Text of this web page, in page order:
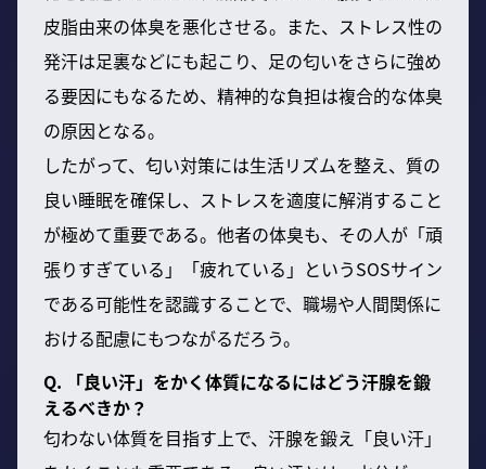
皮脂由来の体臭を悪化させる。また、ストレス性の
発汗は足裏などにも起こり、足の匂いをさらに強め
る要因にもなるため、精神的な負担は複合的な体臭
の原因となる。
したがって、匂い対策には生活リズムを整え、質の
良い睡眠を確保し、ストレスを適度に解消すること
が極めて重要である。他者の体臭も、その人が「頑
張りすぎている」「疲れている」というSOSサイン
である可能性を認識することで、職場や人間関係に
おける配慮にもつながるだろう。
Q. 「良い汗」をかく体質になるにはどう汗腺を鍛
えるべきか？
匂わない体質を目指す上で、汗腺を鍛え「良い汗」